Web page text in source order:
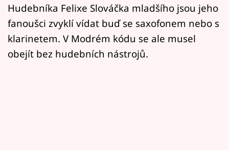
Mámy sobě
Přihlášení
Hudebníka Felixe Slováčka mladšího jsou jeho
fanoušci zvyklí vídat buď se saxofonem nebo s
klarinetem. V Modrém kódu se ale musel
obejít bez hudebních nástrojů.